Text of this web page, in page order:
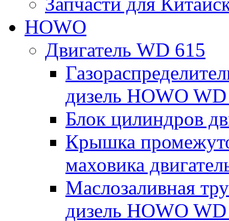
HOWO
Двигатель WD 615
дизель HOWO
Блок цилиндров
Крышка
маховика
Маслозаливная
дизель HOWO